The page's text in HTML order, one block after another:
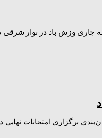
جاری وزش باد در نوار شرقی
برگزاری امتحانات نهایی